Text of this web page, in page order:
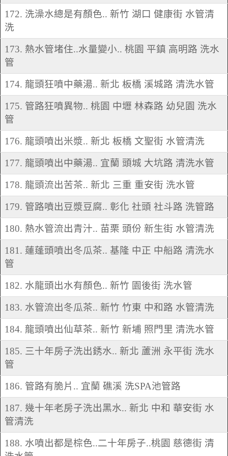
172. 洗澡水總是有顏色.. 新竹 湖口 健康街 水管清
洗
173. 熱水管堵住..水量變小.. 桃園 平鎮 高明路 洗水
管
174. 龍頭狂噴中藥湯.. 新北 板橋 溪城路 清洗水管
175. 管路狂噴異物.. 桃園 中壢 林森路 幼兒園 洗水
管
176. 龍頭噴出米漿.. 新北 板橋 文聖街 水管清洗
177. 龍頭噴出中藥湯.. 宜蘭 頭城 大坑路 清洗水管
178. 龍頭流出苦茶.. 新北 三重 重安街 洗水管
179. 管路噴出豆漿豆腐.. 彰化 社頭 社斗路 洗管路
180. 熱水管流出青汁.. 苗栗 頭份 新生街 水管清洗
181. 蓮蓬頭噴出冬瓜茶.. 基隆 中正 中船路 清洗水
管
182. 水龍頭出水有顏色.. 新竹 園後街 洗水管
183. 水管流出冬瓜茶.. 新竹 竹東 中和路 水管清洗
184. 龍頭噴出仙草茶.. 新竹 新埔 照門里 清洗水管
185. 三十年房子洗出銹水.. 新北 蘆洲 永平街 洗水
管
186. 管路有脆片.. 宜蘭 礁溪 洗SPA池管路
187. 幾十年老房子洗出黑水.. 新北 中和 華安街 水
管清洗
188. 水噴出都是棕色..二十年房子..桃園 慈德街 清